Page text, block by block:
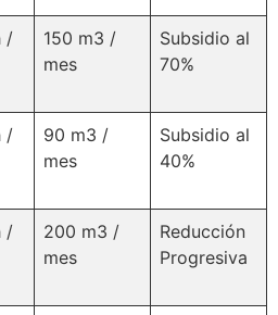
/
150 m3 /
mes
Subsidio al
70%
/
90 m3 /
mes
Subsidio al
40%
/
200 m3 /
mes
Reducción
Progresiva